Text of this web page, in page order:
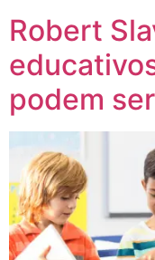
Robert
podem